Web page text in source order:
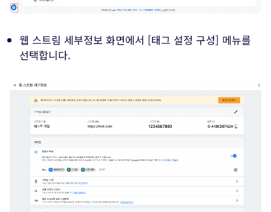
웹 스트림 세부정보 화면에서 [태그 설정 구성] 메뉴를
선택합니다.